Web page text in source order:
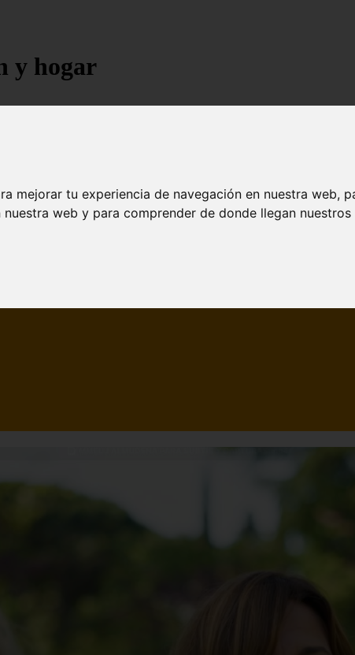
mejorar tu experiencia de navegación en nuestra web,
web y para comprender de donde llegan
y hogar